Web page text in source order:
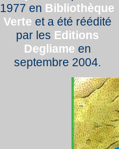
1977 en Bibliothèque
Verte et a été réédité
par les Editions
Degliame en
septembre 2004.